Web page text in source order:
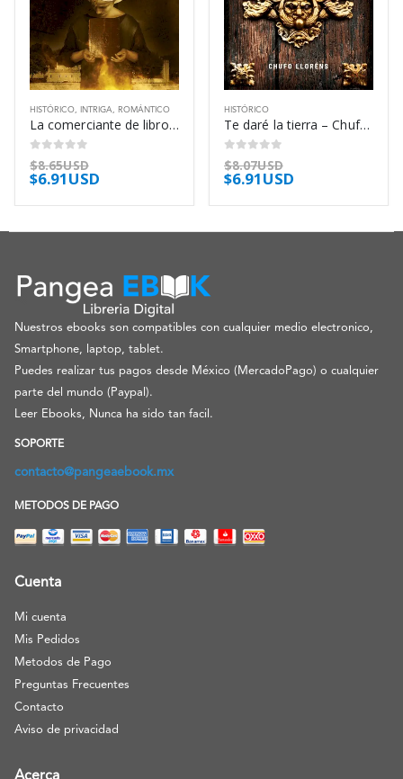
HISTÓRICO, INTRIGA, ROMÁNTICO
La comerciante de libros – Brenda Rickman Vantrease
0out of 5
$8.65USD
$6.91USD
HISTÓRICO
Te daré la tierra – Chufo Lloréns
0out of 5
$8.07USD
$6.91USD
Nuestros ebooks son compatibles con cualquier medio electronico,
Smartphone, laptop, tablet.
Puedes realizar tus pagos desde México (MercadoPago) o cualquier
parte del mundo (Paypal).
Leer Ebooks, Nunca ha sido tan facil.
SOPORTE
contacto@pangeaebook.mx
METODOS DE PAGO
Cuenta
Mi cuenta
Mis Pedidos
Metodos de Pago
Preguntas Frecuentes
Contacto
Aviso de privacidad